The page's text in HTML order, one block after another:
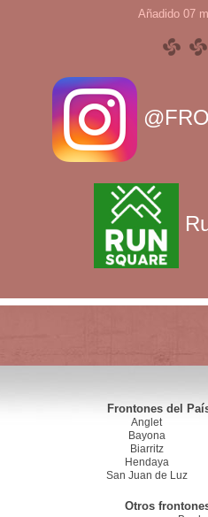
Añadido 07
Frontones del
Anglet
Bayona
Biarritz
Hendaya
San Juan de Luz
Otros